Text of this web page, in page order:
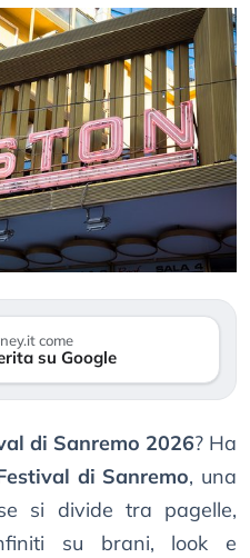
come
su Google
di Sanremo 2026? Ha
di Sanremo, una
si divide tra pagelle,
su brani, look e